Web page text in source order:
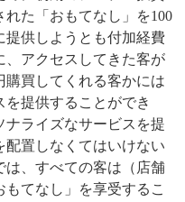
た「おもてなし」を100
提供しようとも付加経費
、アクセスしてきた客が
購買してくれる客かには
提供することができ
ナライズなサービスを提
置しなくてはいけない
は、すべての客は（店舗
てなし」を享受するこ